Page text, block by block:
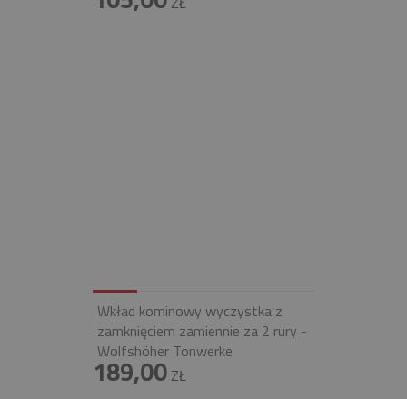
Wkład kominowy wyczystka z
zamknięciem zamiennie za 2 rury -
Wolfshöher Tonwerke
189,00ZŁ